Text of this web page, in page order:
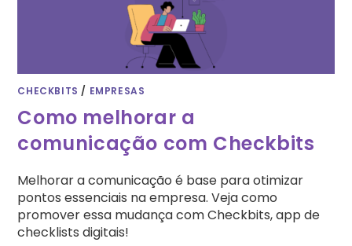
CHECKBITS / EMPRESAS
Como melhorar a
comunicação com Checkbits
Melhorar a comunicação é base para otimizar
pontos essenciais na empresa. Veja como
promover essa mudança com Checkbits, app de
checklists digitais!